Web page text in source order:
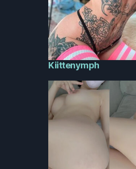
Kiittenymph